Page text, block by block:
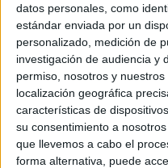
datos personales, como
estándar enviada por un
personalizado, medición de
investigación de audiencia y
permiso, nosotros y
localización geográfica
características de
su consentimiento a
que llevemos a cabo el
forma alternativa, puede
BONITO
DAR A TUS
Publicado el 6 agosto, 2025
Comienza el curso con
creatividad con estos
rellenar. Pensados para
son ideales para